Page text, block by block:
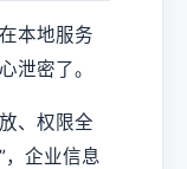
本地服务
泄密了。
、权限全
企业信息